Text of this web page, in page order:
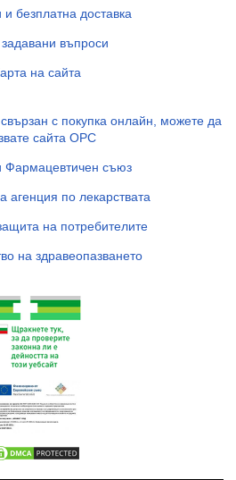
безплатна доставка
въпроси
на сайта
с покупка онлайн, можете да
сайта ОРС
Фармацевтичен съюз
агенция по лекарствата
на потребителите
на здравеопазването